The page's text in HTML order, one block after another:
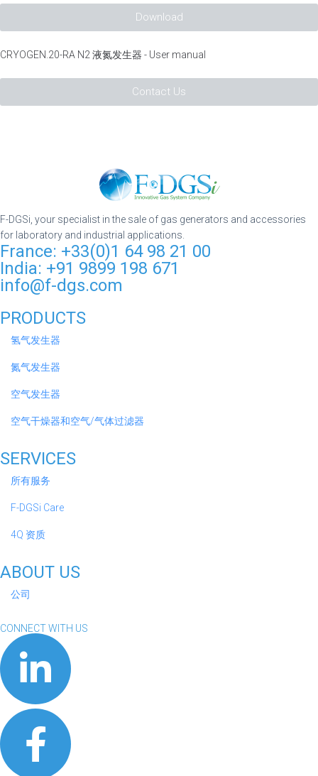
Download
CRYOGEN.20-RA N2 液氮发生器 - User manual
Contact Us
F-DGSi, your specialist in the sale of gas generators and accessories
for laboratory and industrial applications.
France: +33(0)1 64 98 21 00
India: +91 9899 198 671
info@f-dgs.com
PRODUCTS
氢气发生器
氮气发生器
空气发生器
空气干燥器和空气/气体过滤器
SERVICES
所有服务
F-DGSi Care
4Q 资质
ABOUT US
公司
CONNECT WITH US